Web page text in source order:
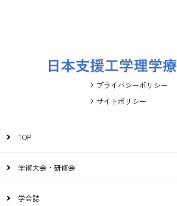
プライバシーポリシー
サイトポリシー
TOP
学術大会・研修会
学会誌